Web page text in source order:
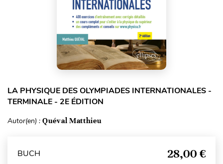
LA PHYSIQUE DES OLYMPIADES INTERNATIONALES -
TERMINALE - 2E ÉDITION
Autor(en) : Quéval Matthieu
BUCH 28,00 €